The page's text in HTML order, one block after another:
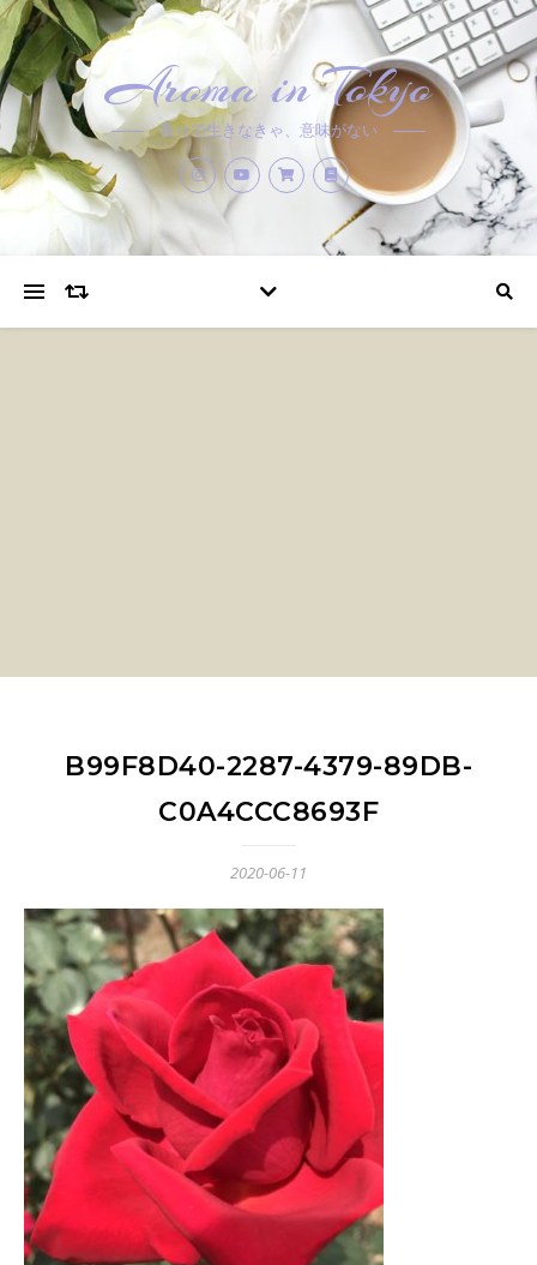
Aroma in Tokyo
香りで生きなきゃ、意味がない
B99F8D40-2287-4379-89DB-
C0A4CCC8693F
2020-06-11